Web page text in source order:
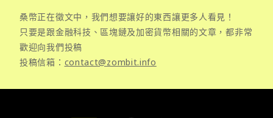
桑幣正在徵文中，我們想要讓好的東西讓更多人看見！
只要是跟金融科技、區塊鏈及加密貨幣相關的文章，都非常
歡迎向我們投稿
投稿信箱： contact@zombit.info